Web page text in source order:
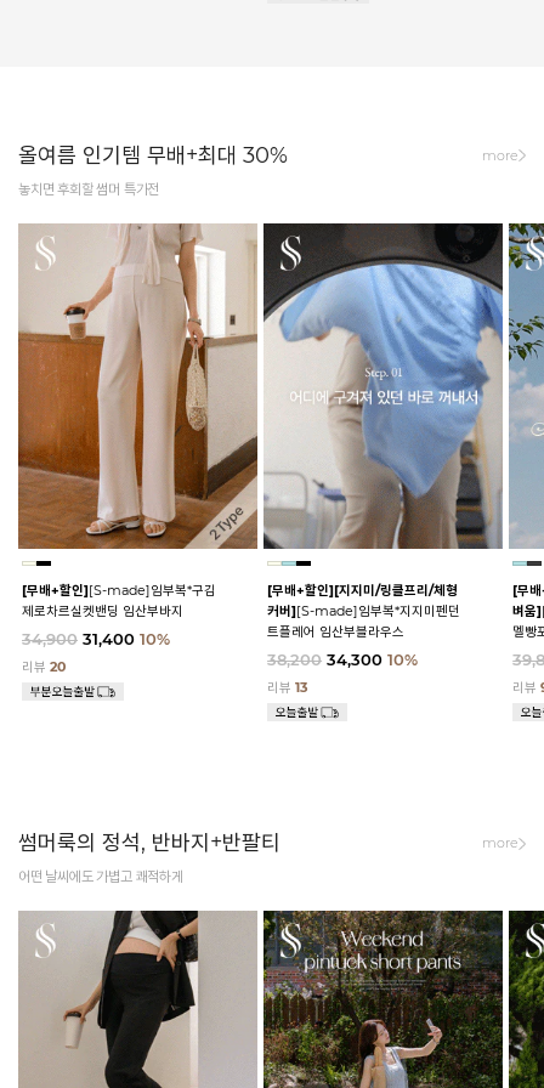
올여름 인기템 무배+최대 30%
놓치면 후회할 썸머 특가전
more
[무배+할인][S-made]임부복*구김
제로차르실켓밴딩 임산부바지
34,900 31,400 10%
리뷰 20
[무배+할인][지지미/링클프리/체형
커버][S-made]임부복*지지미펜던
트플레어 임산부블라우스
38,200 34,300 10%
리뷰13
[무
벼움]
멜빵
리뷰
썸머룩의 정석, 반바지+반팔티
어떤 날씨에도 가볍고 쾌적하게
more